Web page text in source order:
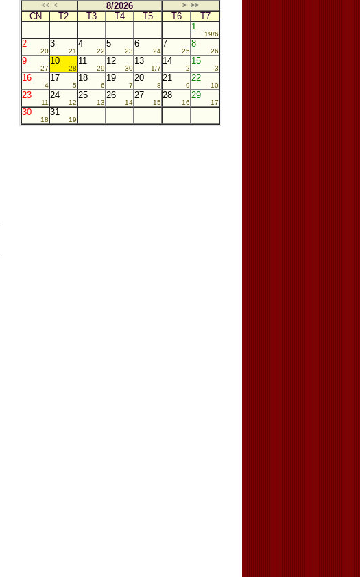
<< < 8/2026 > >>
CN T2 T3 T4 T5 T6
T7
1
19/6
2
20
3
21
4
22
5
23
6
24
7
25
8
26
9
27
10
28
11
29
12
30
13
1/7
14
2
15
3
16
4
17
5
18
6
19
7
20
8
21
9
22
10
23
11
24
12
25
13
26
14
27
15
28
16
29
17
30
18
31
19